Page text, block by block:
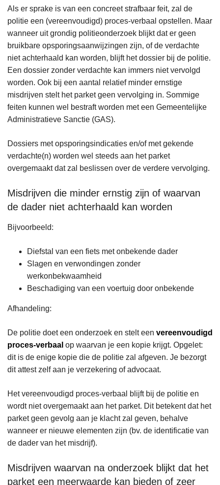
Als er sprake is van een concreet strafbaar feit, zal de
politie een (vereenvoudigd) proces-verbaal opstellen. Maar
wanneer uit grondig politieonderzoek blijkt dat er geen
bruikbare opsporingsaanwijzingen zijn, of de verdachte
niet achterhaald kan worden, blijft het dossier bij de politie.
Een dossier zonder verdachte kan immers niet vervolgd
worden. Ook bij een aantal relatief minder ernstige
misdrijven stelt het parket geen vervolging in. Sommige
feiten kunnen wel bestraft worden met een Gemeentelijke
Administratieve Sanctie (GAS).
Dossiers met opsporingsindicaties en/of met gekende
verdachte(n) worden wel steeds aan het parket
overgemaakt dat zal beslissen over de verdere vervolging.
Misdrijven die minder ernstig zijn of waarvan
de dader niet achterhaald kan worden
Bijvoorbeeld:
Diefstal van een fiets met onbekende dader
Slagen en verwondingen zonder
werkonbekwaamheid
Beschadiging van een voertuig door onbekende
Afhandeling:
De politie doet een onderzoek en stelt een vereenvoudigd
proces-verbaal op waarvan je een kopie krijgt. Opgelet:
dit is de enige kopie die de politie zal afgeven. Je bezorgt
dit attest zelf aan je verzekering of advocaat.
Het vereenvoudigd proces-verbaal blijft bij de politie en
wordt niet overgemaakt aan het parket. Dit betekent dat het
parket geen gevolg aan je klacht zal geven, behalve
wanneer er nieuwe elementen zijn (bv. de identificatie van
de dader van het misdrijf).
Misdrijven waarvan na onderzoek blijkt dat het
parket een meerwaarde kan bieden of zeer